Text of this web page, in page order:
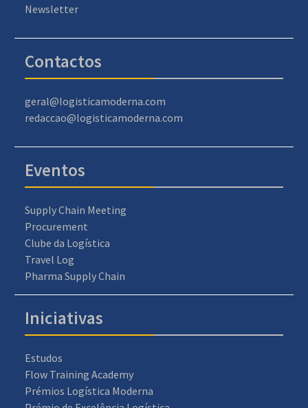
Newsletter
Contactos
geral@logisticamoderna.com
redaccao@logisticamoderna.com
Eventos
Supply Chain Meeting
Procurement
Clube da Logística
Travel Log
Pharma Supply Chain
Iniciativas
Estudos
Flow Training Academy
Prémios Logística Moderna